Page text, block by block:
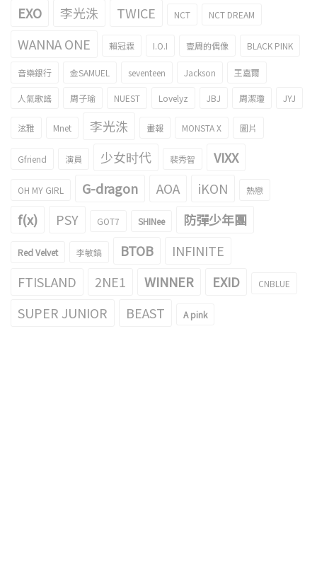
EXO 李光洙 TWICE NCT NCT DREAM
WANNA ONE 賴冠霖 I.O.I 壹周的偶像 BLACK PINK
音樂銀行 金SAMUEL seventeen Jackson 王嘉爾
人氣歌謠 周子瑜 NUEST Lovelyz JBJ 周潔瓊 JYJ
泫雅 Mnet 李光洙 畫報 MONSTA X 圖片
Gfriend 演員 少女时代 裴秀智 VIXX
OH MY GIRL G-dragon AOA iKON 熱戀
f(x) PSY GOT7 SHINee 防彈少年團
Red Velvet 李敏鎬 BTOB
INFINITE
FTISLAND
2NE1 WINNER EXID CNBLUE
SUPER JUNIOR BEAST A pink